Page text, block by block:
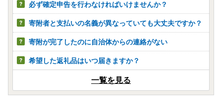
必ず確定申告を行わなければいけませんか？
寄附者と支払いの名義が異なっていても大丈夫ですか？
寄附が完了したのに自治体からの連絡がない
希望した返礼品はいつ届きますか？
一覧を見る